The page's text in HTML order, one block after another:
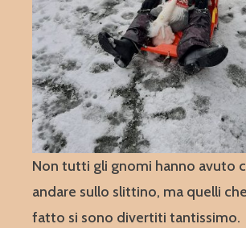
Non tutti gli gnomi hanno avuto
andare sullo slittino, ma quelli
fatto si sono divertiti tantissimo.